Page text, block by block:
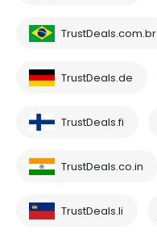
TrustDeals.com.br
TrustDeals.de
TrustDeals.fi
TrustDeals.co.in
TrustDeals.li